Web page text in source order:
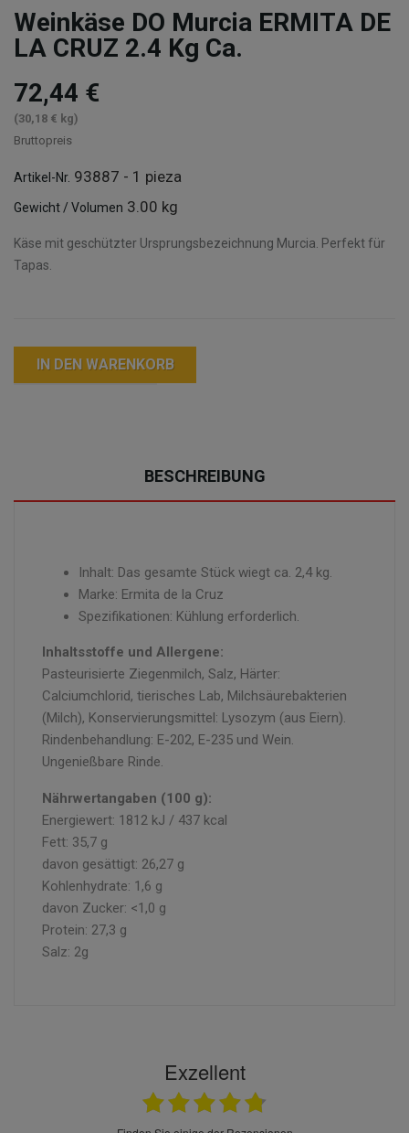
Weinkäse DO Murcia ERMITA DE
LA CRUZ 2.4 Kg Ca.
72,44 €
(30,18 € kg)
Bruttopreis
Artikel-Nr. 93887 - 1 pieza
Gewicht / Volumen 3.00 kg
Käse mit geschützter Ursprungsbezeichnung Murcia. Perfekt für
Tapas.
IN DEN WARENKORB
BESCHREIBUNG
Inhalt: Das gesamte Stück wiegt ca. 2,4 kg.
Marke: Ermita de la Cruz
Spezifikationen: Kühlung erforderlich.
Inhaltsstoffe und Allergene:
Pasteurisierte Ziegenmilch, Salz, Härter:
Calciumchlorid, tierisches Lab, Milchsäurebakterien
(Milch), Konservierungsmittel: Lysozym (aus Eiern).
Rindenbehandlung: E-202, E-235 und Wein.
Ungenießbare Rinde.
Nährwertangaben (100 g):
Energiewert: 1812 kJ / 437 kcal
Fett: 35,7 g
davon gesättigt: 26,27 g
Kohlenhydrate: 1,6 g
davon Zucker: <1,0 g
Protein: 27,3 g
Salz: 2g
Exzellent